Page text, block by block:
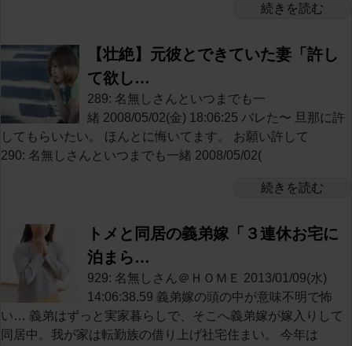
続きを読む
【壮絶】元彼とできていた妻「許し
て欲し…
289: 名無しさんといつまでも一
緒 2008/05/02(金) 18:06:25 バレた〜 旦那に許
してもらいたい。 ほんとに悔いてます。 お願い許して
290: 名無しさんといつまでも一緒 2008/05/02(
続きを読む
トメと同居の義弟嫁「３連休お宅に
泊まら…
929: 名無しさん＠ＨＯＭＥ 2013/01/09(水)
14:06:38.59 義弟嫁の頭の中が意味不明で怖
い… 義弟はずっと実家暮らしで、そこへ義弟嫁が嫁入りして
同居中。我が家は転勤族の借り上げ社宅住まい。 今年は